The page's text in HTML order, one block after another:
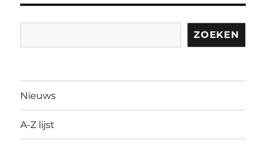
ZOEKEN
Nieuws
A-Z lijst